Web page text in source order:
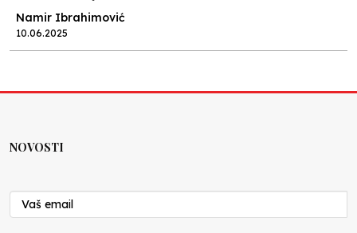
Namir Ibrahimović
10.06.2025
Nenad Veličković
29.10.2024
NOVOSTI